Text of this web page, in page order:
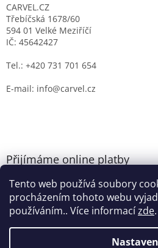
Tento web používá soubory
procházením tohoto webu
používáním.. Více informacízde.
CARVEL.CZ
Třebíčská 1678/60
594 01 Velké Meziříčí
IČ: 45642427
Tel.: +420 731 701 654
E-mail: info@carvel.cz
Přijímáme online platby
Vytvořil